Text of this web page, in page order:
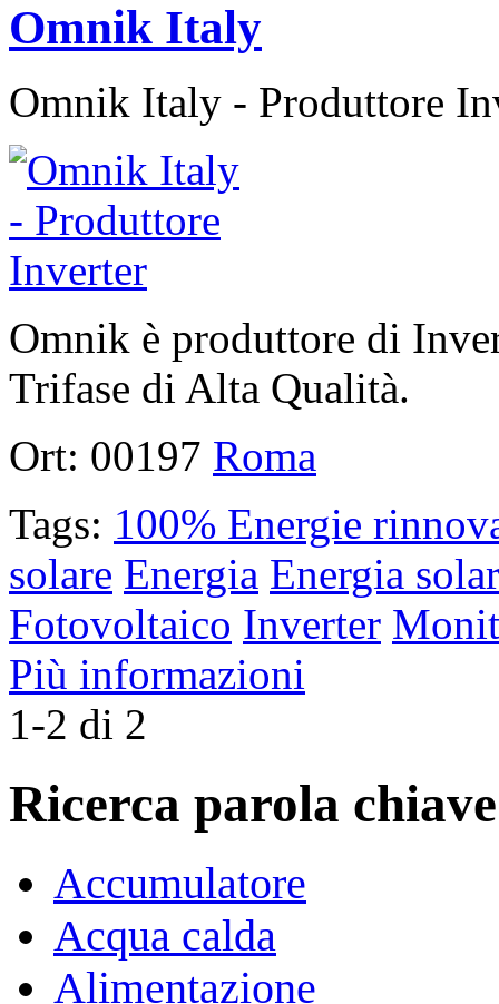
Omnik Italy
Omnik Italy - Produttore
Omnik è produttore di
Trifase di Alta Qualità.
Ort: 00197 Roma
Tags: 100% Energie
solare Energia Energia
Fotovoltaico Inverter
Più informazioni
1-2 di 2
Ricerca parola chiave
Accumulatore
Acqua calda
Alimentazione